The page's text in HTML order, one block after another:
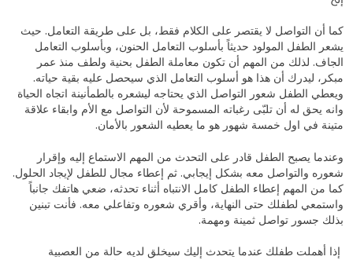
‎كما أن التواصل لا يقتصر على الكلام فقط، بل على طريقة التعامل. حيث
يشعر الطفل المولود حديثاً بأسلوب التعامل الحنون، وبأسلوب التعامل
الجاف. لذلك من المهم أن تكون معاملة الطفل بحنية ولطف منذ عمر
مبكر، ليدرك أن هذا هو أسلوب التعامل الذي سيحصل عليه بقية حياته.
ويعطي الطفل شعور التواصل الذي يحتاجه ليشعره بالطمأنينة اتجاه الحياة
وانه يحق له أن تلبّى رغباته المسموحة لأن التواصل مع الأم وابقاء علاقة
متينة في اول خمسة شهور هو ما يعطيه الشعور بالأمان.
وعندما يصبح الطفل قادر على التحدث من المهم الاستماع إليه وإقرار
شعوره والتواصل معه بشكل إيجابي. ثم إعطاء مجال للطفل لإيجاد الحلول.
كما من المهم إعطاء الطفل كامل الانتباه أثناء تحدثه، ضعي هاتفك جانباً
واستمعي لطفلك حتى النهاية، وأقري شعوره وتفاعلي معه. فأنت تبنين
بذلك جسور تواصل ثمينة ومهمة.
‎ إذا أهملت طفلك عندما يتحدث إليك سيخلق لديه حالة من العصبية